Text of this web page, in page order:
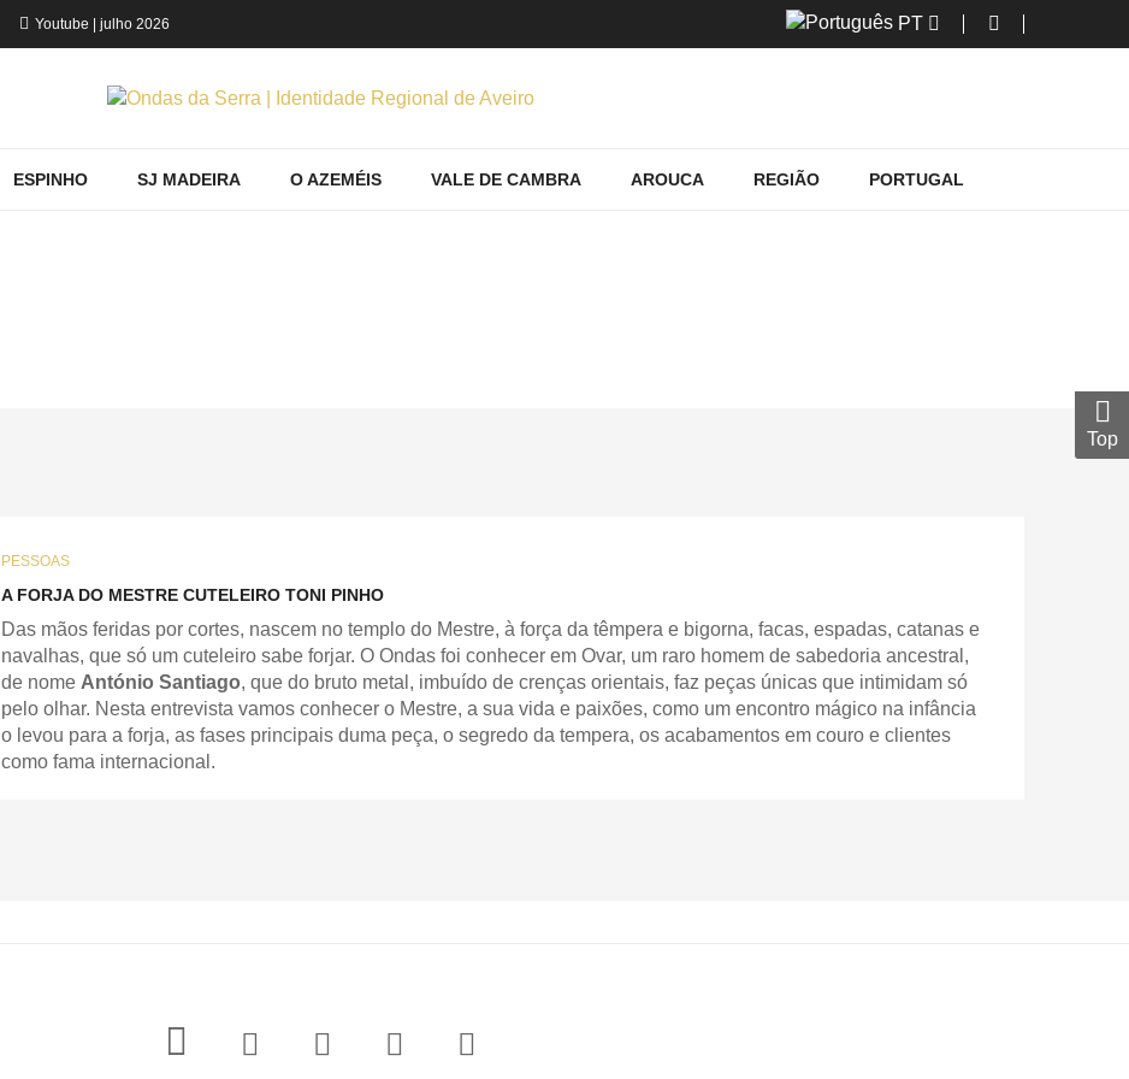
Youtube | julho 2026 PT
ESPINHO SJ MADEIRA O AZEMÉIS VALE DE CAMBRA AROUCA REGIÃO PORTUGAL
PESSOAS
A FORJA DO MESTRE CUTELEIRO TONI PINHO
Das mãos feridas por cortes, nascem no templo do Mestre, à força da têmpera e bigorna, facas, espadas, catanas e
navalhas, que só um cuteleiro sabe forjar. O Ondas foi conhecer em Ovar, um raro homem de sabedoria ancestral,
de nome António Santiago, que do bruto metal, imbuído de crenças orientais, faz peças únicas que intimidam só
pelo olhar. Nesta entrevista vamos conhecer o Mestre, a sua vida e paixões, como um encontro mágico na infância
o levou para a forja, as fases principais duma peça, o segredo da tempera, os acabamentos em couro e clientes
como fama internacional.
Top